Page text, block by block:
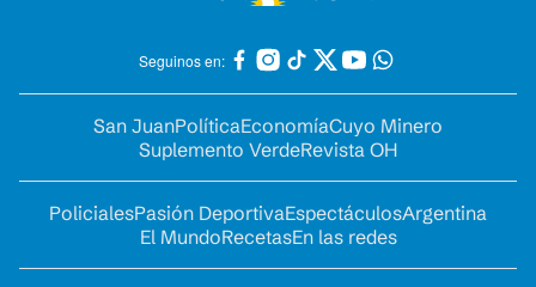
Seguinos en:
San JuanPolíticaEconomíaCuyo Minero
Suplemento VerdeRevista OH
PolicialesPasión DeportivaEspectáculosArgentina
El MundoRecetasEn las redes